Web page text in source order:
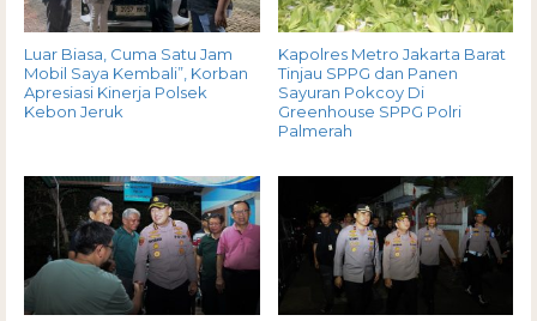
Luar Biasa, Cuma Satu Jam
Mobil Saya Kembali”, Korban
Apresiasi Kinerja Polsek
Kebon Jeruk
Kapolres Metro Jakarta Barat
Tinjau SPPG dan Panen
Sayuran Pokcoy Di
Greenhouse SPPG Polri
Palmerah